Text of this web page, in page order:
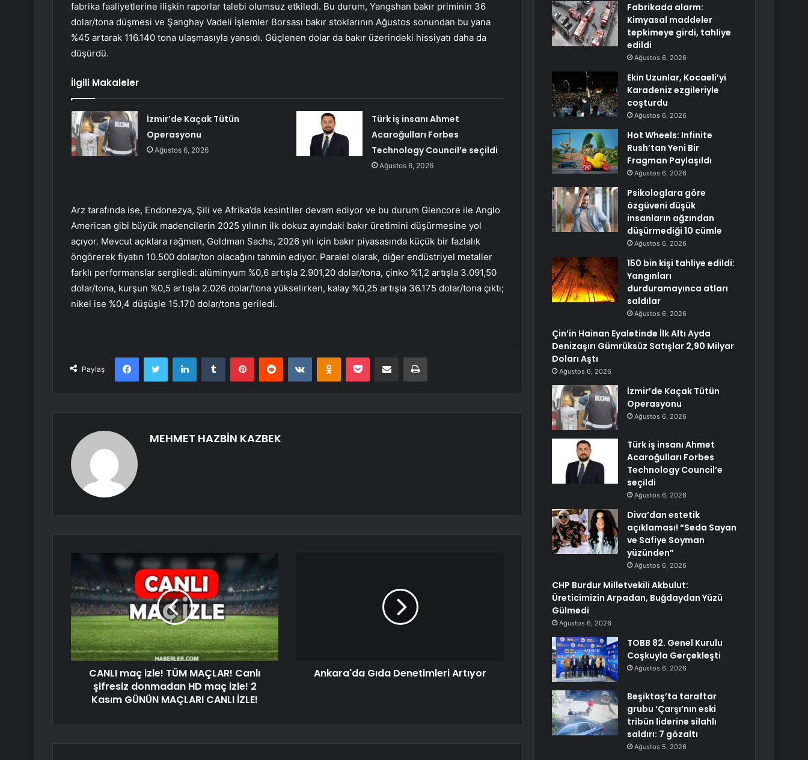
fabrika faaliyetlerine ilişkin raporlar talebi olumsuz etkiledi. Bu durum, Yangshan bakır priminin 36
dolar/tona düşmesi ve Şanghay Vadeli İşlemler Borsası bakır stoklarının Ağustos sonundan bu yana
%45 artarak 116.140 tona ulaşmasıyla yansıdı. Güçlenen dolar da bakır üzerindeki hissiyatı daha da
düşürdü.
İlgili Makaleler
İzmir’de Kaçak Tütün
Operasyonu
Ağustos 6, 2026
Türk iş insanı Ahmet
Acaroğulları Forbes
Technology Council’e seçildi
Ağustos 6, 2026
Arz tarafında ise, Endonezya, Şili ve Afrika’da kesintiler devam ediyor ve bu durum Glencore ile Anglo
American gibi büyük madencilerin 2025 yılının ilk dokuz ayındaki bakır üretimini düşürmesine yol
açıyor. Mevcut açıklara rağmen, Goldman Sachs, 2026 yılı için bakır piyasasında küçük bir fazlalık
öngörerek fiyatın 10.500 dolar/ton olacağını tahmin ediyor. Paralel olarak, diğer endüstriyel metaller
farklı performanslar sergiledi: alüminyum %0,6 artışla 2.901,20 dolar/tona, çinko %1,2 artışla 3.091,50
dolar/tona, kurşun %0,5 artışla 2.026 dolar/tona yükselirken, kalay %0,25 artışla 36.175 dolar/tona çıktı;
nikel ise %0,4 düşüşle 15.170 dolar/tona geriledi.
Paylaş
FacebookTwitter LinkedInTumblr PinterestReddit VKontakteOdnoklassniki
Pocket E-Posta ile paylaş Yazdır
MEHMET HAZBİN KAZBEK
CANLI maç izle! TÜM MAÇLAR! Canlı
şifresiz donmadan HD maç izle! 2
Kasım GÜNÜN MAÇLARI CANLI İZLE!
Ankara'da Gıda Denetimleri Artıyor
Fabrikada alarm:
Kimyasal maddeler
tepkimeye girdi, tahliye
edildi
Ağustos 6, 2026
Ekin Uzunlar, Kocaeli’yi
Karadeniz ezgileriyle
coşturdu
Ağustos 6, 2026
Hot Wheels: Infinite
Rush’tan Yeni Bir
Fragman Paylaşıldı
Ağustos 6, 2026
Psikologlara göre
özgüveni düşük
insanların ağzından
düşürmediği 10 cümle
Ağustos 6, 2026
150 bin kişi tahliye edildi:
Yangınları
durduramayınca atları
saldılar
Ağustos 6, 2026
Çin’in Hainan Eyaletinde İlk Altı Ayda
Denizaşırı Gümrüksüz Satışlar 2,90 Milyar
Doları Aştı
Ağustos 6, 2026
İzmir’de Kaçak Tütün
Operasyonu
Ağustos 6, 2026
Türk iş insanı Ahmet
Acaroğulları Forbes
Technology Council’e
seçildi
Ağustos 6, 2026
Diva’dan estetik
açıklaması! “Seda Sayan
ve Safiye Soyman
yüzünden”
Ağustos 6, 2026
CHP Burdur Milletvekili Akbulut:
Üreticimizin Arpadan, Buğdaydan Yüzü
Gülmedi
Ağustos 6, 2026
TOBB 82. Genel Kurulu
Coşkuyla Gerçekleşti
Ağustos 6, 2026
Beşiktaş’ta taraftar
grubu ‘Çarşı’nın eski
tribün liderine silahlı
saldırı: 7 gözaltı
Ağustos 5, 2026